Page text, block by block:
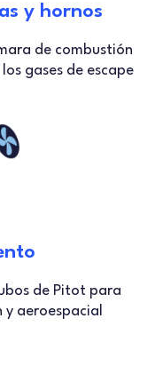
y hornos
de combustión
gases de escape
de Pitot para
y aeroespacial